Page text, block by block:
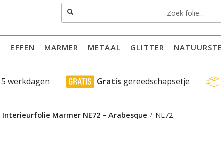
Zoeken
naar:
EFFEN MARMER METAAL GLITTER
5 werkdagen Gratis gereedschapsetje
Interieurfolie Marmer NE72 – Arabesque NE72